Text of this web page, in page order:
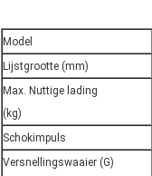
Model
Lijstgrootte (mm)
Max. Nuttige lading
(kg)
Schokimpuls
Versnellingswaaier (G)